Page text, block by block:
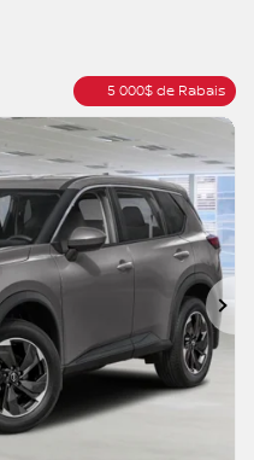
5 000$ de Rabais